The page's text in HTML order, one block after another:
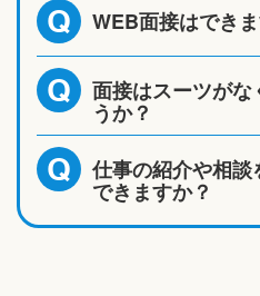
Q WEB面接はでき
Q 面接はスーツがな
うか？
Q 仕事の紹介や相
できますか？